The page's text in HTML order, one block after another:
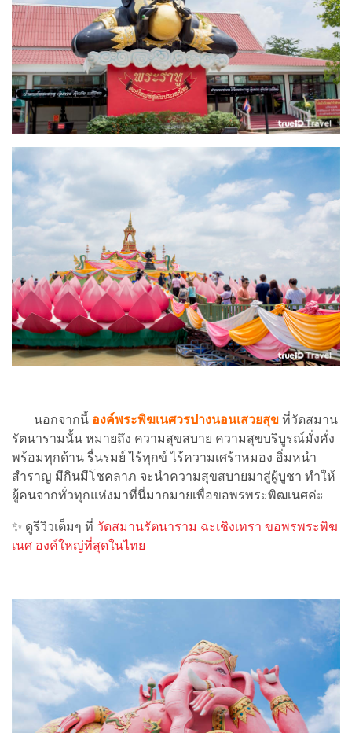
นอกจากนี้ องค์พระพิฆเนศวรปางนอนเสวยสุข ที่วัดสมาน
รัตนารามนั้น หมายถึง ความสุขสบาย ความสุขบริบูรณ์มั่งคั่ง
พร้อมทุกด้าน รื่นรมย์ ไร้ทุกข์ ไร้ความเศร้าหมอง อิ่มหนำ
สำราญ มีกินมีโชคลาภ จะนำความสุขสบายมาสู่ผู้บูชา ทำให้
ผู้คนจากทั่วทุกแห่งมาที่นี่มากมายเพื่อขอพรพระพิฒเนศค่ะ
✨ ดูรีวิวเต็มๆ ที่ วัดสมานรัตนาราม ฉะเชิงเทรา ขอพรพระพิฆ
เนศ องค์ใหญ่ที่สุดในไทย